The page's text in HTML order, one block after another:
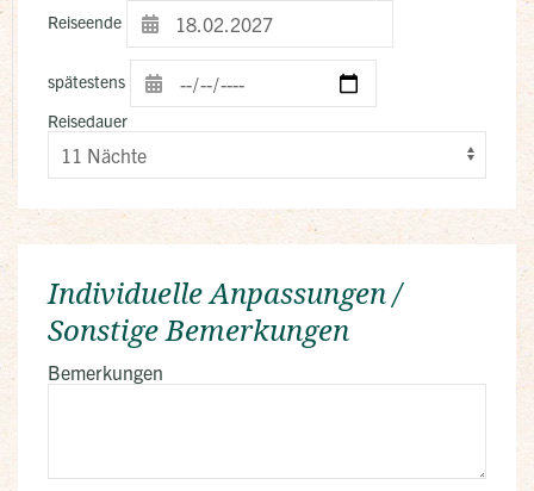
Reiseende
spätestens
Reisedauer
Individuelle Anpassungen /
Sonstige Bemerkungen
Bemerkungen